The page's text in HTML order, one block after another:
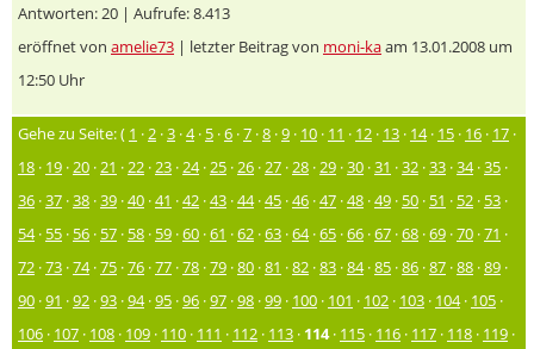
Antworten: 20 | Aufrufe: 8.413
eröffnet von amelie73 | letzter Beitrag von moni-kaam 13.01.2008 um
12:50 Uhr
Gehe zu Seite: ( 1 ·2 ·3 ·4· 5 ·6 ·7 ·8 ·9 · 10 · 11 · 12 · 13 · 14· 15 · 16 · 17 ·
18 · 19 ·20 ·21 ·22 ·23 ·24·25 ·26 ·27 ·28 ·29 ·30 ·31 ·32 ·33 ·34·35 ·
36 ·37 ·38 ·39 ·40 ·41 ·42 ·43 ·44·45 ·46 ·47 ·48 ·49 · 50 · 51 · 52 · 53 ·
54· 55 · 56 · 57 · 58 · 59 ·60 ·61 ·62 ·63 ·64·65 ·66 ·67 ·68 ·69 ·70 ·71 ·
72 ·73 ·74·75 ·76 ·77 ·78 ·79 ·80 ·81 ·82 ·83 ·84·85 ·86 ·87 ·88 ·89 ·
90 ·91 ·92 ·93 ·94·95 ·96 ·97 ·98 ·99 · 100 · 101 · 102 · 103 · 104· 105 ·
106 · 107 · 108 · 109 · 110 · 111 · 112 · 113 · 114· 115 · 116 · 117 · 118 · 119 ·